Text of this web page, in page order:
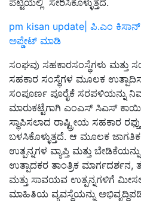
ಪಟ್ಟಿಯಲ್ಲಿ ಸೇರಿಸಿಕೊಳ್ಳುತ್ತದೆ.
pm kisan update| ಪಿ.ಎಂ
ಅಪ್ಡೇಟ್‌ ಮಾಡಿ
ಸಂಘವು ಸಹಕಾರಸಂಸ್ಥೆಗಳು ಮತ್ತು
ಸಹಕಾರ ಸಂಸ್ಥೆಗಳ ಮೂಲಕ
ಸಂಪೂರ್ಣ ಪೂರೈಕೆ ಸರಪಳಿಯನ್ನು
ಮಾರುಕಟ್ಟೆಗಾಗಿ ಎಂಎಸ್ ಸಿಎಸ್
ಸ್ಥಾಪಿಸಲಾದ ರಾಷ್ಟ್ರೀಯ ಸಹಕಾರ
ಬಳಸಿಕೊಳ್ಳುತ್ತದೆ. ಆ ಮೂಲಕ
ಉತ್ಪನ್ನಗಳ ವ್ಯಾಪ್ತಿ ಮತ್ತು
ಉತ್ಪಾದಕರ ತಾಂತ್ರಿಕ ಮಾರ್ಗದರ್ಶನ,
ಮತ್ತು ಸಾವಯವ ಉತ್ಪನ್ನಗಳಿಗೆ
ಮಾಹಿತಿಯ ವ್ಯವಸ್ಥೆಯನ್ನು